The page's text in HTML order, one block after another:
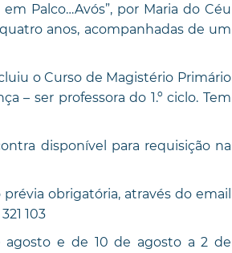
Palco…Avós”, por Maria do Céu
anos, acompanhadas de um
o Curso de Magistério Primário
– ser professora do 1.º ciclo. Tem
disponível para requisição na
obrigatória, através do email
103
e de 10 de agosto a 2 de